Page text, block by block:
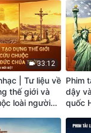
33:12
| Tư liệu về
thế giới và
loài người
Phim
dậy
quốc